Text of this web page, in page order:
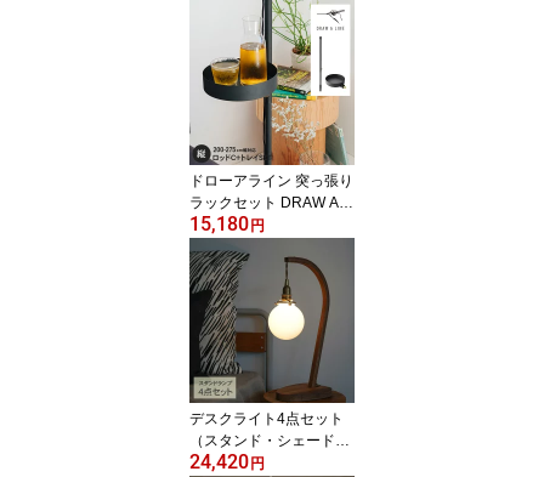
収納ボックス ティッシュ
ケース 木製 蓋付 シンプ
ル ナチュラル 北欧 イン
テリア ギフト プレゼン
ト Homestead
ドローアライン 突っ張り
ラックセット DRAW A LI
NE 突っ張り棒 小物 収納
サイドテーブル 北欧 イ
ンテリア リビング 寝室
玄関 キッチン アイアン
つや消し おしゃれ イン
ダストリアル 「クーポン
対象外」
15,180 円
デスクライト4点セット
（スタンド・シェード・
灯具・電球） ガラスシェ
24,420 円